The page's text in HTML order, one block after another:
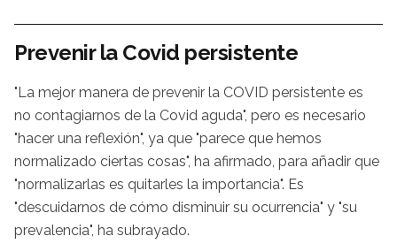
Prevenir la Covid persistente
"La mejor manera de prevenir la COVID persistente es
no contagiarnos de la Covid aguda", pero es necesario
"hacer una reflexión", ya que "parece que hemos
normalizado ciertas cosas", ha afirmado, para añadir que
"normalizarlas es quitarles la importancia". Es
"descuidarnos de cómo disminuir su ocurrencia" y "su
prevalencia", ha subrayado.